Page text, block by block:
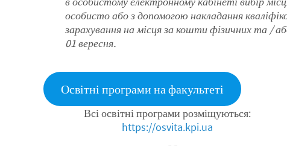
особисто або з допомогою накладання
зарахування на місця за кошти фізичних та /
01 вересня.
Освітні програми на факультеті
Всі освітні програми розміщуються:
https://osvita.kpi.ua